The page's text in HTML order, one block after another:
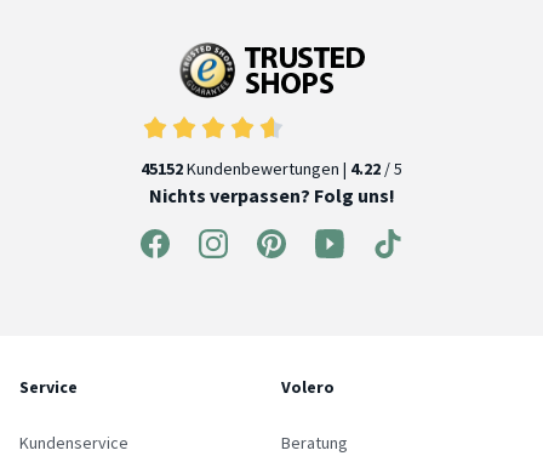
45152Kundenbewertungen | 4.22 / 5
Nichts verpassen? Folg uns!
Service
Kundenservice
Volero
Beratung